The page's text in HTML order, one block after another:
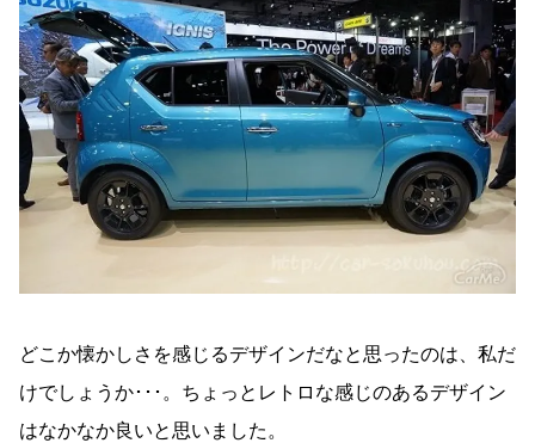
どこか懐かしさを感じるデザインだなと思ったのは、私だ
けでしょうか･･･。ちょっとレトロな感じのあるデザイン
はなかなか良いと思いました。